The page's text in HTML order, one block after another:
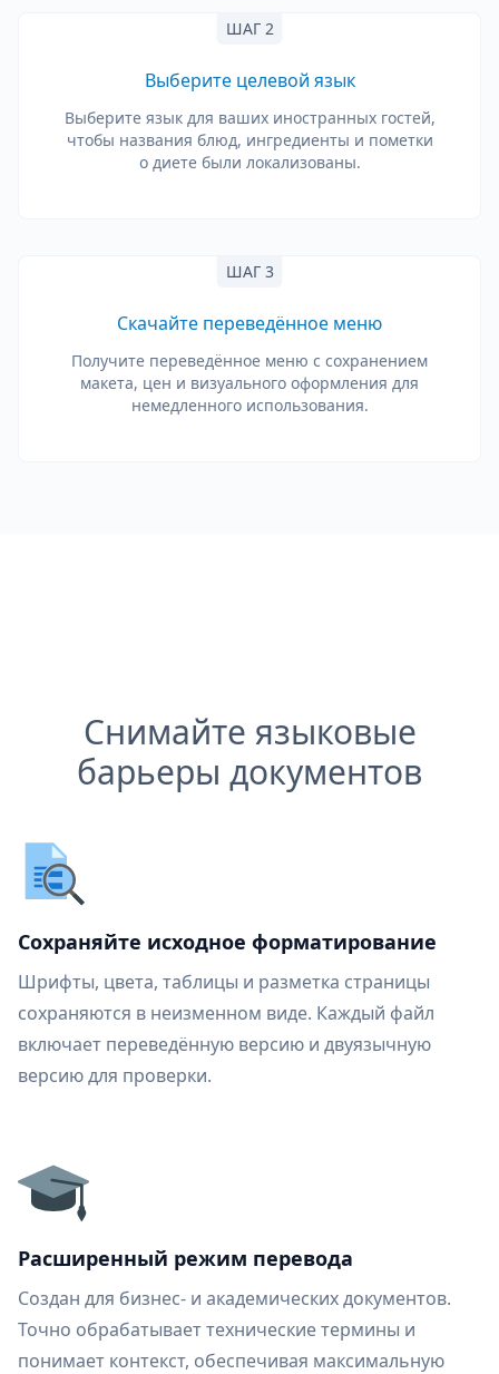
ШАГ 2
Выберите целевой язык
Выберите язык для ваших иностранных гостей,
чтобы названия блюд, ингредиенты и пометки
о диете были локализованы.
ШАГ 3
Скачайте переведённое меню
Получите переведённое меню с сохранением
макета, цен и визуального оформления для
немедленного использования.
Снимайте языковые
барьеры документов
Сохраняйте исходное форматирование
Шрифты, цвета, таблицы и разметка страницы
сохраняются в неизменном виде. Каждый файл
включает переведённую версию и двуязычную
версию для проверки.
Расширенный режим перевода
Создан для бизнес- и академических документов.
Точно обрабатывает технические термины и
понимает контекст, обеспечивая максимальную